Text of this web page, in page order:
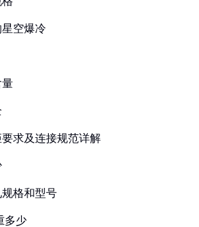
空爆冷
量
求及连接规范详解
格和型号
多少